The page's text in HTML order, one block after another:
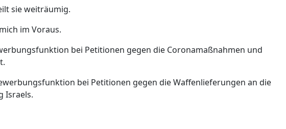
sie weiträumig.
im Voraus.
bei Petitionen gegen die Coronamaßnahmen und
bei Petitionen gegen die Waffenlieferungen an die
Israels.